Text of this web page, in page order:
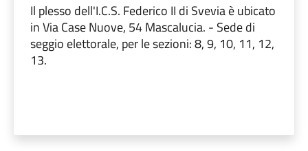
Il plesso dell'I.C.S. Federico II di Svevia è ubicato
in Via Case Nuove, 54 Mascalucia. - Sede di
seggio elettorale, per le sezioni: 8, 9, 10, 11, 12,
13.